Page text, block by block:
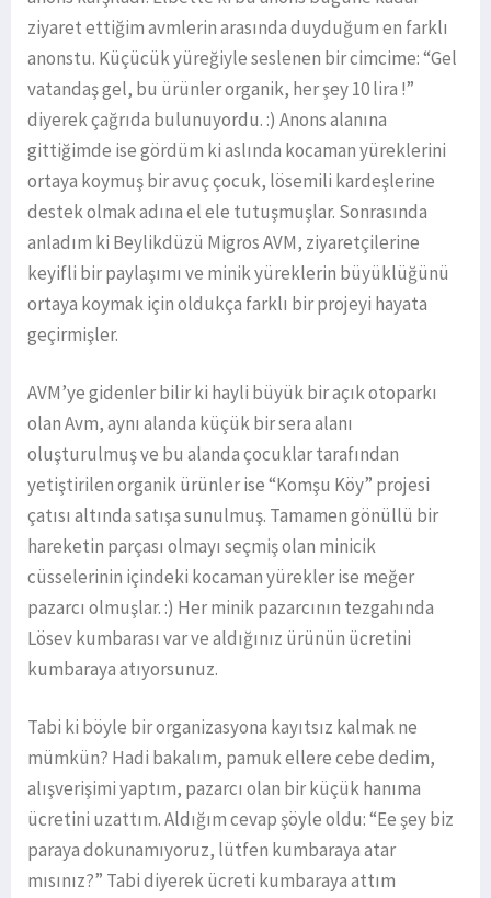
ziyaret ettiğim avmlerin arasında duyduğum en farklı
anonstu. Küçücük yüreğiyle seslenen bir cimcime: “Gel
vatandaş gel, bu ürünler organik, her şey 10 lira !”
diyerek çağrıda bulunuyordu. :) Anons alanına
gittiğimde ise gördüm ki aslında kocaman yüreklerini
ortaya koymuş bir avuç çocuk, lösemili kardeşlerine
destek olmak adına el ele tutuşmuşlar. Sonrasında
anladım ki Beylikdüzü Migros AVM, ziyaretçilerine
keyifli bir paylaşımı ve minik yüreklerin büyüklüğünü
ortaya koymak için oldukça farklı bir projeyi hayata
geçirmişler.
AVM’ye gidenler bilir ki hayli büyük bir açık otoparkı
olan Avm, aynı alanda küçük bir sera alanı
oluşturulmuş ve bu alanda çocuklar tarafından
yetiştirilen organik ürünler ise “Komşu Köy” projesi
çatısı altında satışa sunulmuş. Tamamen gönüllü bir
hareketin parçası olmayı seçmiş olan minicik
cüsselerinin içindeki kocaman yürekler ise meğer
pazarcı olmuşlar. :) Her minik pazarcının tezgahında
Lösev kumbarası var ve aldığınız ürünün ücretini
kumbaraya atıyorsunuz.
Tabi ki böyle bir organizasyona kayıtsız kalmak ne
mümkün? Hadi bakalım, pamuk ellere cebe dedim,
alışverişimi yaptım, pazarcı olan bir küçük hanıma
ücretini uzattım. Aldığım cevap şöyle oldu: “Ee şey biz
paraya dokunamıyoruz, lütfen kumbaraya atar
mısınız?” Tabi diyerek ücreti kumbaraya attım